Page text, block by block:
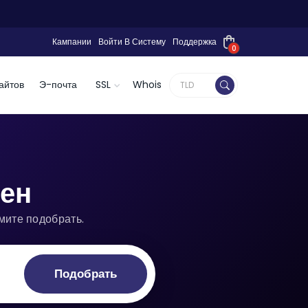
Кампании Войти В Систему Поддержка
0
Э-почта SSL Whois
подобрать.
Подобрать